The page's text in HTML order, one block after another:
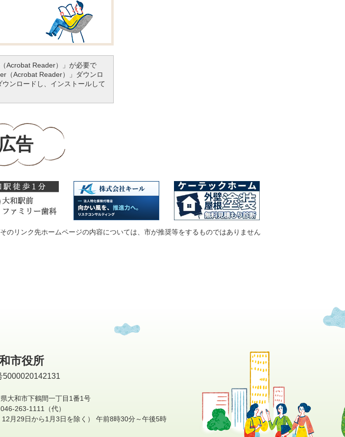
Acrobat Reader）」が必要で
（Acrobat Reader）」ダウンロ
ンロードし、インストールして
告
のリンク先ホームページの内容については、市が推奨等をするものではありません
市役所
5000020142131
大和市下鶴間一丁目1番1号
263-1111（代）
12月29日から1月3日を除く） 午前8時30分～午後5時